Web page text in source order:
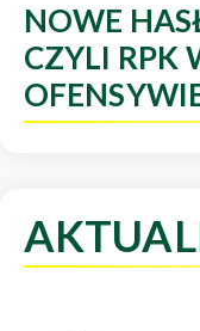
NOWE
CZYLI RPK